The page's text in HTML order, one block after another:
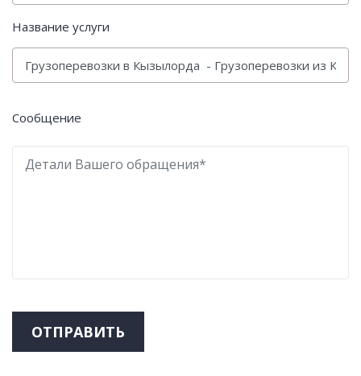
Название услуги
Сообщение
ОТПРАВИТЬ